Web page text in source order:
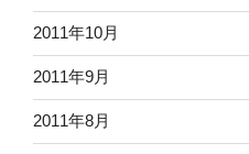
2011年10月
2011年9月
2011年8月